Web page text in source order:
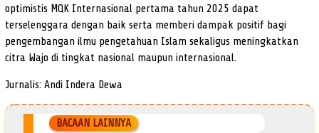
optimistis MQK Internasional pertama tahun 2025 dapat
terselenggara dengan baik serta memberi dampak positif bagi
pengembangan ilmu pengetahuan Islam sekaligus meningkatkan
citra Wajo di tingkat nasional maupun internasional.
Jurnalis: Andi Indera Dewa
BACAAN LAINNYA